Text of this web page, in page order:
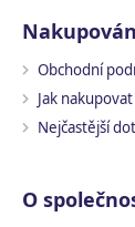
Obchodní
Jak nakupovat
Nejčastější
O